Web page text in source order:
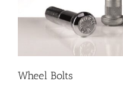
Wheel Bolts